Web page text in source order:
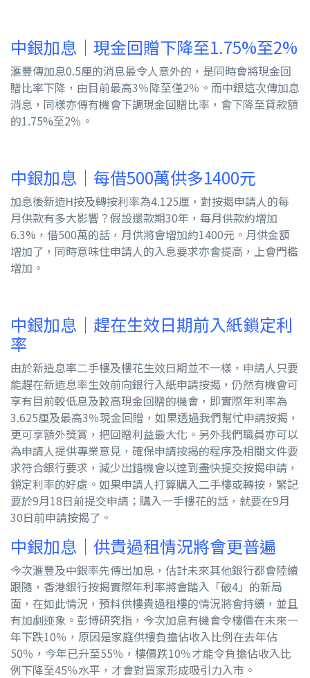
中銀加息｜現金回贈下降至1.75%至2%
滙豐傳加息0.5厘的消息最令人意外的，是同時會將現金回
贈比率下降，由目前最高3％降至僅2％。而中銀這次傳加息
消息，同樣亦傳有機會下調現金回贈比率，會下降至貸款額
的1.75%至2％。
中銀加息｜每借500萬供多1400元
加息後新造H按及轉按利率為4.125厘，對按揭申請人的每
月供款有多大影響？假設還款期30年，每月供款約增加
6.3%，借500萬的話，月供將會增加約1400元。月供金額
增加了，同時意味住申請人的入息要求亦會提高，上會門檻
增加。
中銀加息｜趕在生效日期前入紙鎖定利
率
由於新造息率二手樓及樓花生效日期並不一樣，申請人只要
能趕在新造息率生效前向銀行入紙申請按揭，仍然有機會可
享有目前較低息及較高現金回贈的機會，即實際年利率為
3.625厘及最高3％現金回贈，如果透過我們幫忙申請按揭，
更可享額外獎賞，把回贈利益最大化。另外我們職員亦可以
為申請人提供專業意見，確保申請按揭的程序及相關文件要
求符合銀行要求，減少出錯機會以達到盡快提交按揭申請，
鎖定利率的好處。如果申請人打算購入二手樓或轉按，緊記
要於9月18日前提交申請；購入一手樓花的話，就要在9月
30日前申請按揭了。
中銀加息｜供貴過租情況將會更普遍
今次滙豐及中銀率先傳出加息，估計未來其他銀行都會陸續
跟隨，香港銀行按揭實際年利率將會踏入「破4」的新局
面，在如此情況，預料供樓貴過租樓的情況將會持續，並且
有加劇迹象。彭博研究指，今次加息有機會令樓價在未來一
年下跌10％，原因是家庭供樓負擔佔收入比例在去年佔
50％，今年已升至55％，樓價跌10％才能令負擔佔收入比
例下降至45％水平，才會對買家形成吸引力入市。